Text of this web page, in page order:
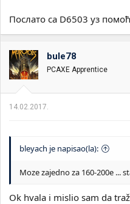
Послато са D6503 уз
bule78
PCAXE Apprentice
14.02.2017.
bleyach je napisao(la):
Moze zajedno za 160-200e ...
Ok hvala i mislio sam da